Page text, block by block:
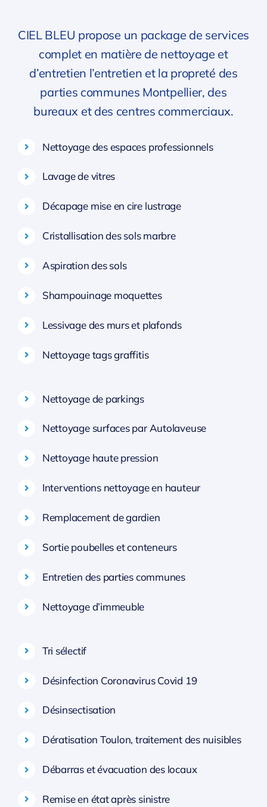
CIEL BLEU propose un package de services
complet en matière de nettoyage et
d’entretien l’entretien et la propreté des
parties communes Montpellier, des
bureaux et des centres commerciaux.
Nettoyage des espaces professionnels
Lavage de vitres
Décapage mise en cire lustrage
Cristallisation des sols marbre
Aspiration des sols
Shampouinage moquettes
Lessivage des murs et plafonds
Nettoyage tags graffitis
Nettoyage de parkings
Nettoyage surfaces par Autolaveuse
Nettoyage haute pression
Interventions nettoyage en hauteur
Remplacement de gardien
Sortie poubelles et conteneurs
Entretien des parties communes
Nettoyage d’immeuble
Tri sélectif
Désinfection Coronavirus Covid 19
Désinsectisation
Dératisation Toulon, traitement des nuisibles
Débarras et évacuation des locaux
Remise en état après sinistre